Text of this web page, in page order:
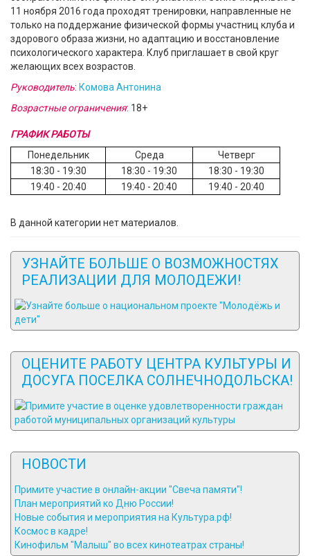
11 ноября 2016 года проходят тренировки, направленные не
только на поддержание физической формы участниц клуба и
здорового образа жизни, но адаптацию и восстановление
психологического характера. Клуб приглашает в свой круг
желающих всех возрастов.
Руководитель: Комова Антонина
Возрастные ограничения: 18+
ГРАФИК РАБОТЫ
Понедельник
Среда
Четверг
18:30 - 19:30
18:30 - 19:30
18:30 - 19:30
19:40 - 20:40
19:40 - 20:40 19:40 - 20:40
В данной категории нет материалов.
УЗНАЙТЕ БОЛЬШЕ О ВОЗМОЖНОСТЯХ
РЕАЛИЗАЦИИ ДЛЯ МОЛОДЕЖИ!
ОЦЕНИТЕ РАБОТУ ЦЕНТРА КУЛЬТУРЫ И
ДОСУГА ПОСЕЛКА СОЛНЕЧНОДОЛЬСКА!
НОВОСТИ
Примите участие в онлайн-акции "Свеча памяти"!
План мероприятий ко Дню России!
Новые события и мероприятия на Культура.рф!
Космос в кадре!
Кинофильм "Малыш" во всех кинотеатрах страны!